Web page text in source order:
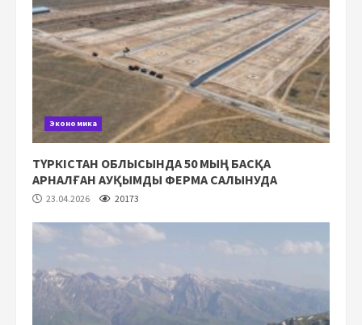
Экономика
ТҮРКІСТАН ОБЛЫСЫНДА 50 МЫҢ БАСҚА
АРНАЛҒАН АУҚЫМДЫ ФЕРМА САЛЫНУДА
23.04.2026 20173